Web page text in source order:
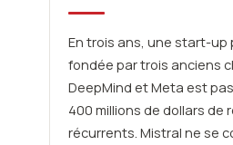
En trois ans, une start-up
fondée par trois anciens
DeepMind et Meta est
400 millions de dollars de
récurrents. Mistral ne se